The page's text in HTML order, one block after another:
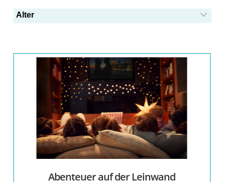
Frühling
Herbst
Kinderrechte
Kinderschutz
Kreativität
Länder der Welt
Minipastoral
Nachhaltigkeit
Alter
Abenteuer auf der Leinwand